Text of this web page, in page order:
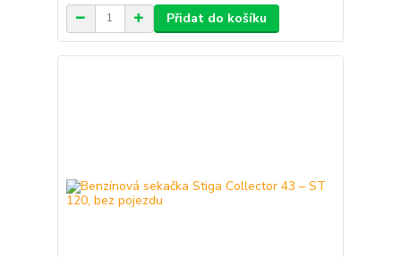
Přidat do košíku